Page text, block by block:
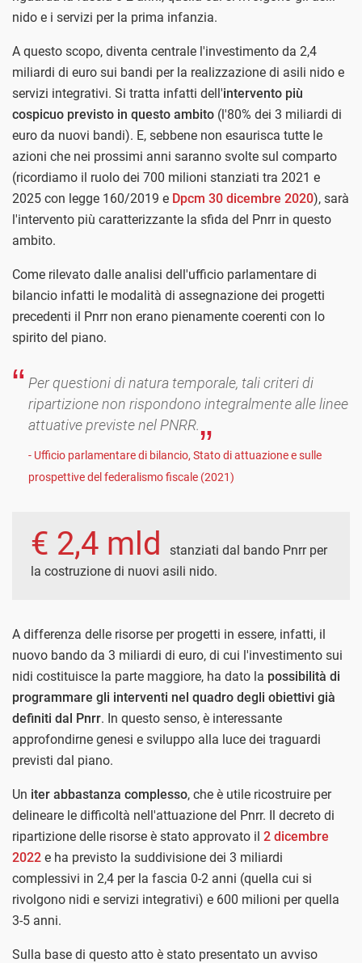
nido e i servizi per la prima infanzia.
A questo scopo, diventa centrale l'investimento da 2,4
miliardi di euro sui bandi per la realizzazione di asili nido e
servizi integrativi. Si tratta infatti dell'intervento più
cospicuo previsto in questo ambito (l'80% dei 3 miliardi di
euro da nuovi bandi). E, sebbene non esaurisca tutte le
azioni che nei prossimi anni saranno svolte sul comparto
(ricordiamo il ruolo dei 700 milioni stanziati tra 2021 e
2025 con legge 160/2019 e Dpcm 30 dicembre 2020), sarà
l'intervento più caratterizzante la sfida del Pnrr in questo
ambito.
Come rilevato dalle analisi dell'ufficio parlamentare di
bilancio infatti le modalità di assegnazione dei progetti
precedenti il Pnrr non erano pienamente coerenti con lo
spirito del piano.
Per questioni di natura temporale, tali criteri di
ripartizione non rispondono integralmente alle linee
attuative previste nel PNRR.
- Ufficio parlamentare di bilancio, Stato di attuazione e sulle
prospettive del federalismo fiscale (2021)
€ 2,4 mld
stanziati dal bando Pnrr per
la costruzione di nuovi asili nido.
A differenza delle risorse per progetti in essere, infatti, il
nuovo bando da 3 miliardi di euro, di cui l'investimento sui
nidi costituisce la parte maggiore, ha dato la possibilità di
programmare gli interventi nel quadro degli obiettivi già
definiti dal Pnrr. In questo senso, è interessante
approfondirne genesi e sviluppo alla luce dei traguardi
previsti dal piano.
Un iter abbastanza complesso, che è utile ricostruire per
delineare le difficoltà nell'attuazione del Pnrr. Il decreto di
ripartizione delle risorse è stato approvato il 2 dicembre
2022 e ha previsto la suddivisione dei 3 miliardi
complessivi in 2,4 per la fascia 0-2 anni (quella cui si
rivolgono nidi e servizi integrativi) e 600 milioni per quella
3-5 anni.
Sulla base di questo atto è stato presentato un avviso